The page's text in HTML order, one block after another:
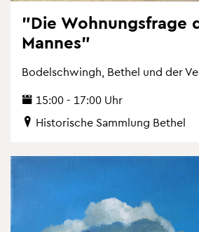
"Die Woh­nungs­fra­ge
Man­nes"
Bo­del­schwingh, Be­thel und der
15:00 - 17:00 Uhr
His­to­ri­sche Samm­lung Be­thel